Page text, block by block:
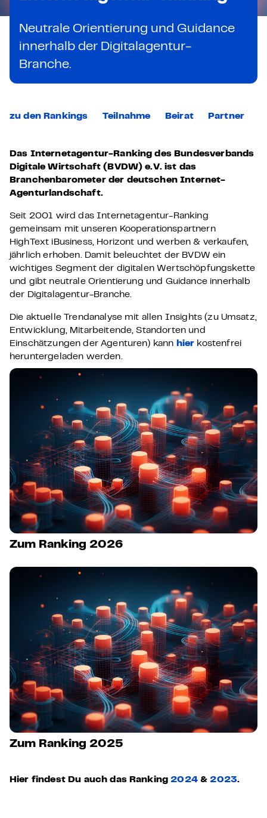
Neutrale Orientierung und Guidance
innerhalb der Digitalagentur-
Branche.
zu den Rankings Teilnahme Beirat Partner
Das Internetagentur-Ranking des Bundesverbands
Digitale Wirtschaft (BVDW) e.V. ist das
Branchenbarometer der deutschen Internet-
Agenturlandschaft.
Seit 2001 wird das Internetagentur-Ranking
gemeinsam mit unseren Kooperationspartnern
HighText iBusiness, Horizont und werben & verkaufen,
jährlich erhoben. Damit beleuchtet der BVDW ein
wichtiges Segment der digitalen Wertschöpfungskette
und gibt neutrale Orientierung und Guidance innerhalb
der Digitalagentur-Branche.
Die aktuelle Trendanalyse mit allen Insights (zu Umsatz,
Entwicklung, Mitarbeitende, Standorten und
Einschätzungen der Agenturen) kann hier kostenfrei
heruntergeladen werden.
Zum Ranking 2026
Zum Ranking 2025
Hier findest Du auch das Ranking 2024& 2023.